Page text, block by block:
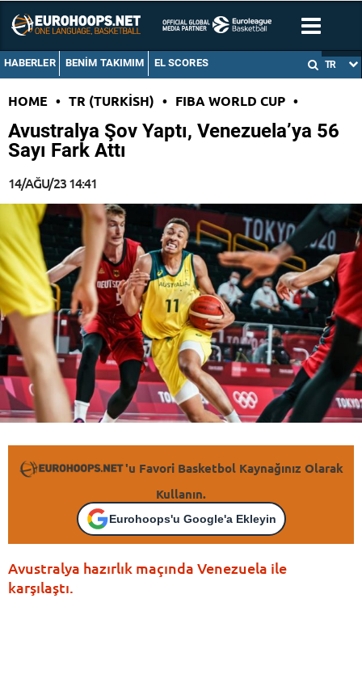
HABERLER BENIM TAKIMIM EL SCORES TR
HOME • TR (TURKISH) • FIBA WORLD CUP •
Avustralya Şov Yaptı, Venezuela’ya 56
Sayı Fark Attı
14/AĞU/23 14:41
'u Favori Basketbol Kaynağınız Olarak
Kullanın.
Eurohoops'u Google'a Ekleyin
Avustralya hazırlık maçında Venezuela ile
karşılaştı.